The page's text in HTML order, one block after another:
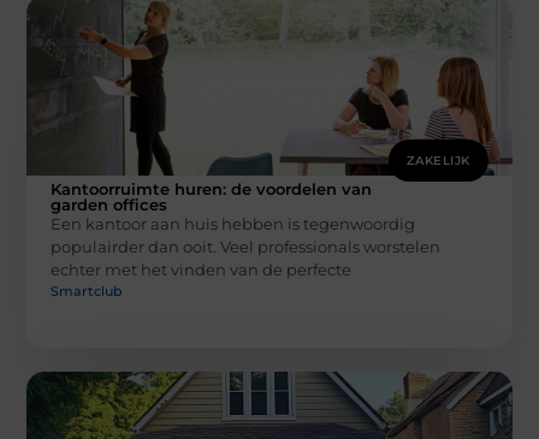
ZAKELIJK
Kantoorruimte huren: de voordelen van
garden offices
Een kantoor aan huis hebben is tegenwoordig
populairder dan ooit. Veel professionals worstelen
echter met het vinden van de perfecte
Smartclub